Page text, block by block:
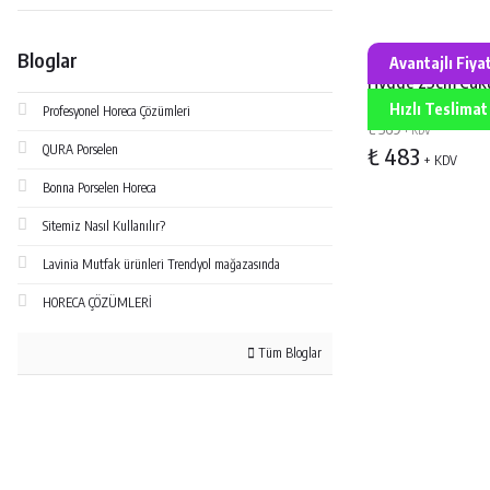
Bloglar
Profesyonel Horeca Çözümleri
QURA Porselen
Bonna Porselen Horeca
Sitemiz Nasıl Kullanılır?
Lavinia Mutfak ürünleri Trendyol mağazasında
HORECA ÇÖZÜMLERİ
Tüm Bloglar
Avantajlı Fiyat
Hızlı Teslimat
Bonna Porselen
Hygge 25cm
1,3lt
₺ 569+ KDV
₺ 483 + KDV